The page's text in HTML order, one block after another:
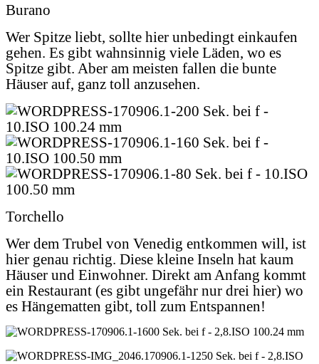
Burano
Wer Spitze liebt, sollte hier unbedingt einkaufen
gehen. Es gibt wahnsinnig viele Läden, wo es
Spitze gibt. Aber am meisten fallen die bunte
Häuser auf, ganz toll anzusehen.
Torchello
Wer dem Trubel von Venedig entkommen will, ist
hier genau richtig. Diese kleine Inseln hat kaum
Häuser und Einwohner. Direkt am Anfang kommt
ein Restaurant (es gibt ungefähr nur drei hier) wo
es Hängematten gibt, toll zum Entspannen!